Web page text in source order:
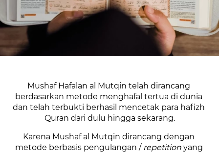
Mushaf Hafalan al Mutqin telah dirancang
berdasarkan metode menghafal tertua di dunia
dan telah terbukti berhasil mencetak para hafizh
Quran dari dulu hingga sekarang.
Karena Mushaf al Mutqin dirancang dengan
metode berbasis pengulangan / repetition yang